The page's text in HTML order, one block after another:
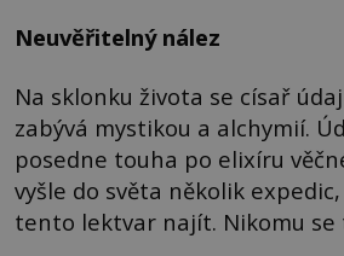
Neuvěřitelný nález
Na sklonku života se císař
zabývá mystikou a alchymií.
posedne touha po elixíru
vyšle do světa několik
tento lektvar najít. Nikomu se